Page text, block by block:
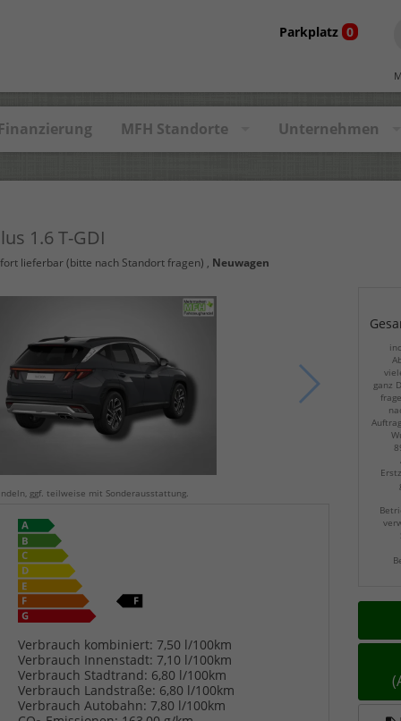
Parkplatz 0
MFH Standorte Unternehmen
1.6 T-GDI
lieferbar (bitte nach Standort fragen) , Neuwagen
ganz
ggf. teilweise mit Sonderausstattung.
Verbrauch kombiniert: 7,50 l/100km
Verbrauch Innenstadt: 7,10 l/100km
Verbrauch Stadtrand: 6,80 l/100km
Verbrauch Landstraße: 6,80 l/100km
Verbrauch Autobahn: 7,80 l/100km